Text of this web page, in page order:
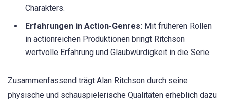
Charakters.
Erfahrungen in Action-Genres: Mit früheren Rollen
in actionreichen Produktionen bringt Ritchson
wertvolle Erfahrung und Glaubwürdigkeit in die Serie.
Zusammenfassend trägt Alan Ritchson durch seine
physische und schauspielerische Qualitäten erheblich dazu